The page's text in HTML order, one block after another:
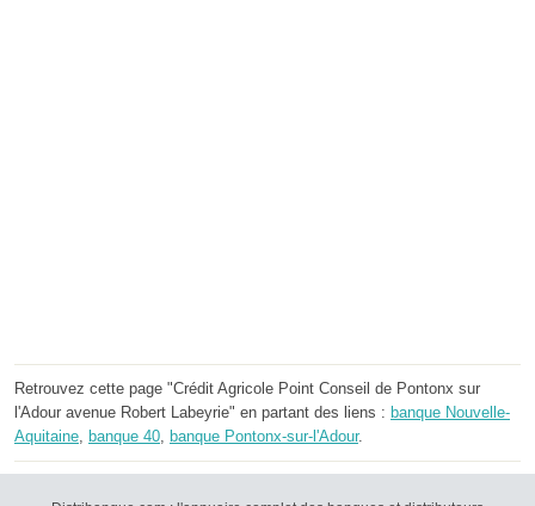
Retrouvez cette page "Crédit Agricole Point Conseil de Pontonx sur
l'Adour avenue Robert Labeyrie" en partant des liens : banque Nouvelle-
Aquitaine
banque 40 banque Pontonx-sur-l'Adour.